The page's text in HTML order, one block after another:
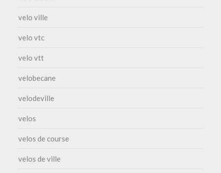
velo ville
velo vtc
velo vtt
velobecane
velodeville
velos
velos de course
velos de ville